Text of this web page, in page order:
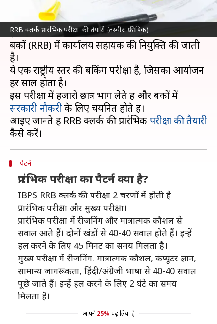
RRB क्लर्क प्रारंभिक परीक्षा की तैयारी (तस्वीरः फ्रीपिक)
बैंकिंग कार्मिक चयन संस्थान (
) RRB क्लर्क परीक्षा
का आयोजन करता है।
इस परीक्षा के माध्यम से देश के विभिन्न क्षेत्रीय ग्रामीण
बैंकों (RRB) में कार्यालय सहायक की नियुक्ति की जाती
है।
ये एक राष्ट्रीय स्तर की बैंकिंग परीक्षा है, जिसका आयोजन
हर साल होता है।
इस परीक्षा में हजारों छात्र भाग लेते हैं और बैंकों में
सरकारी नौकरीके लिए चयनित होते हैं।
आइए जानते हैं RRB क्लर्क की प्रारंभिकपरीक्षा की तैयारी
पैटर्न
प्रारंभिक परीक्षा का पैटर्न क्या है?
IBPS RRB क्लर्क की परीक्षा 2 चरणों में होती है
प्रारंभिक परीक्षा और मुख्य परीक्षा।
प्रारंभिक परीक्षा में रीजनिंग और मात्रात्मक कौशल से
सवाल आते हैं। दोनों खंड़ों से 40-40 सवाल होते हैं। इन्हें
हल करने के लिए 45 मिनट का समय मिलता है।
मुख्य परीक्षा में रीजनिंग, मात्रात्मक कौशल, कंप्यूटर ज्ञान,
सामान्य जागरूकता, हिंदी/अंग्रेजी भाषा से 40-40 सवाल
पूछे जाते हैं। इन्हें हल करने के लिए 2 घंटे का समय
मिलता है।
आपने 25% पढ़ लिया है